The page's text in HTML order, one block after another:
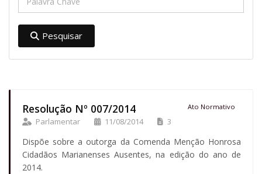
Resolução Nº 007/2014 Ato Normativo
Parlamentar 11/08/2014 3
Dispõe sobre a outorga da Comenda Menção Honrosa
Cidadãos Marianenses Ausentes, na edição do ano de
2014.
Pesquisar